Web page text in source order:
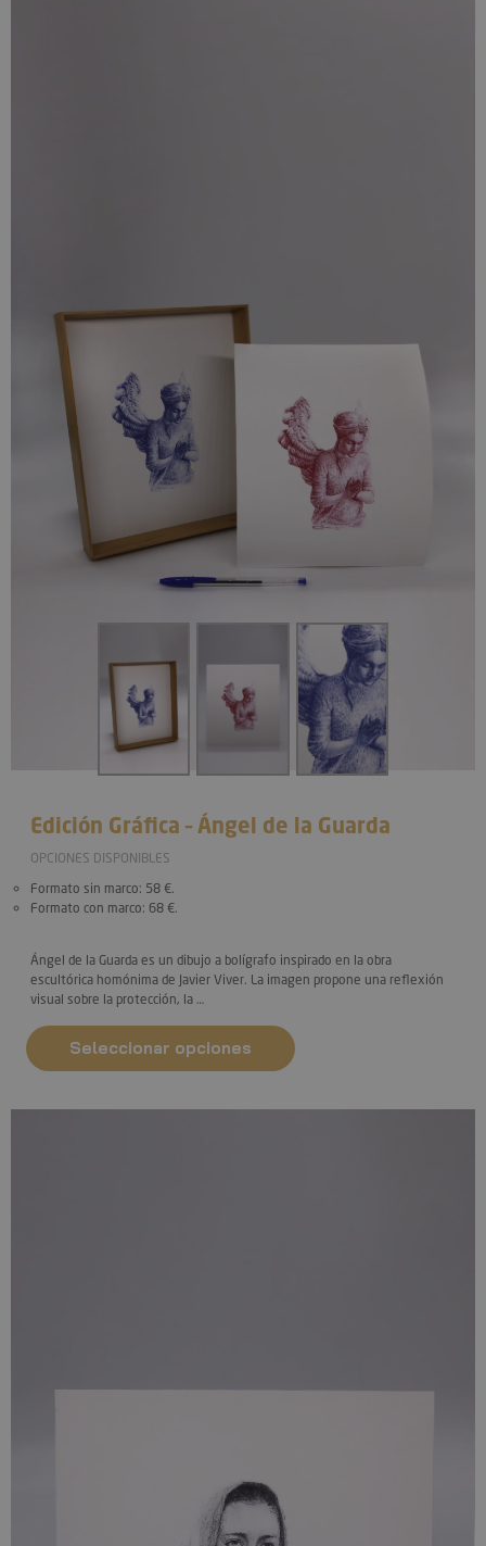
Edición Gráfica – Ángel de la Guarda
OPCIONES DISPONIBLES
Formato sin marco: 58 €.
Formato con marco: 68 €.
Ángel de la Guarda es un dibujo a bolígrafo inspirado en la obra
escultórica homónima de Javier Viver. La imagen propone una reflexión
visual sobre la protección, la …
Seleccionar opciones